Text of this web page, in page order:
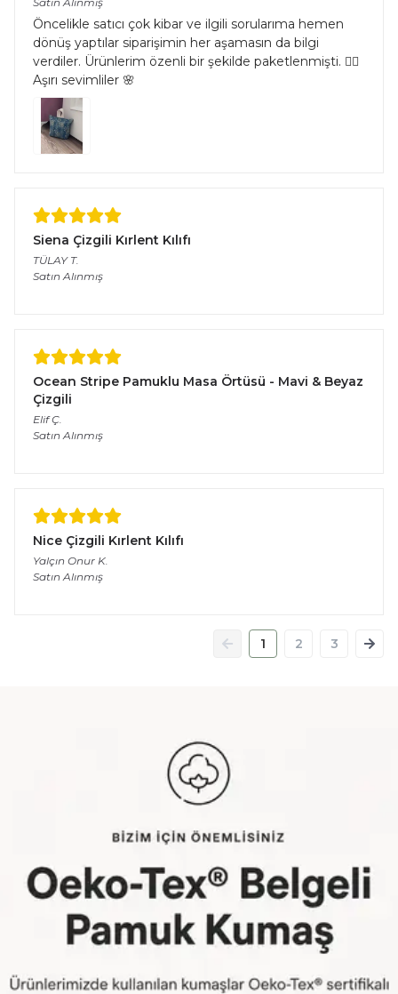
Öncelikle satıcı çok kibar ve ilgili sorularıma hemen
dönüş yaptılar siparişimin her aşamasın da bilgi
verdiler. Ürünlerim özenli bir şekilde paketlenmişti. 👌🏻
Aşırı sevimliler 🌸
Siena Çizgili Kırlent Kılıfı
TÜLAY T.
Satın Alınmış
Ocean Stripe Pamuklu Masa Örtüsü - Mavi & Beyaz
Çizgili
Elif Ç.
Satın Alınmış
Nice Çizgili Kırlent Kılıfı
Yalçın Onur K.
Satın Alınmış
1 2 3